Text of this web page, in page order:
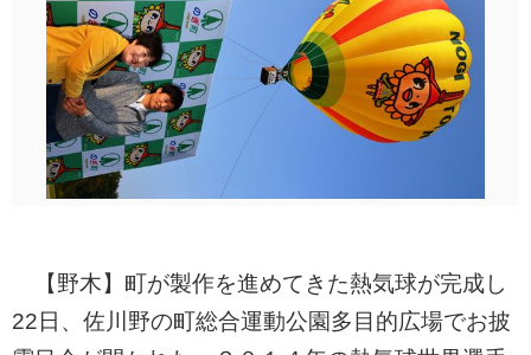
【野木】町が製作を進めてきた熱気球が完成し
22日、佐川野の町総合運動公園多目的広場でお披